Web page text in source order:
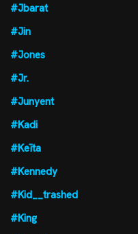
#Jbarat
#Jin
#Jones
#Jr.
#Junyent
#Kadi
#Keïta
#Kennedy
#Kid__trashed
#King